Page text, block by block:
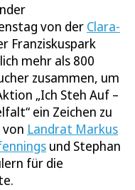
von der Clara-
Franziskuspark
mehr als 800
zusammen, um
„Ich Steh Auf –
ein Zeichen zu
Landrat Markus
und Stephan
für die